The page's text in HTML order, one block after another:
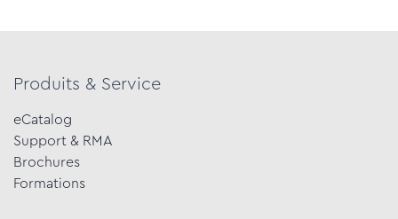
Produits & Service
eCatalog
Support & RMA
Brochures
Formations​